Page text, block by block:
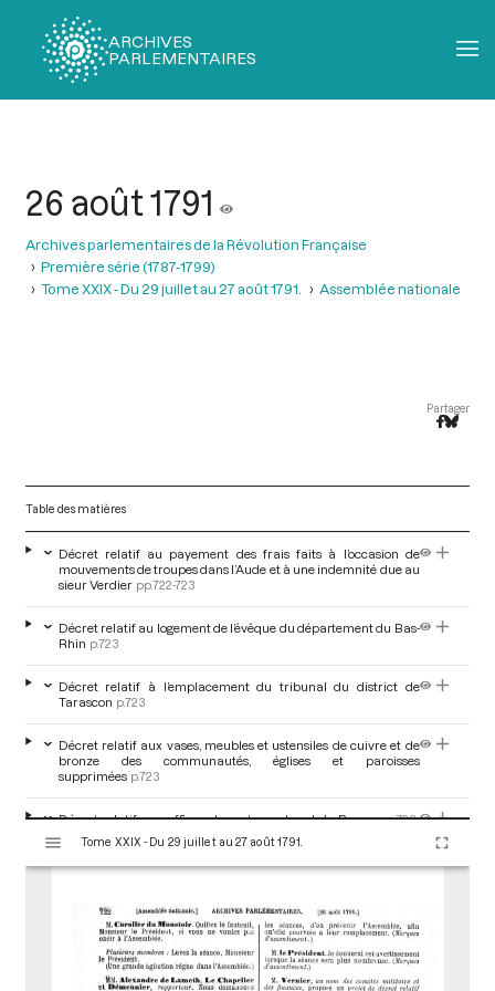
ARCHIVES
PARLEMENTAIRES
26 août 1791
Archives parlementaires de la Révolution Française
Première série (1787-1799)
Tome XXIX - Du 29 juillet au 27 août 1791.
Assemblée nationale
Partager
Table des matières
Décret relatif au payement des frais faits à l’occasion de
mouvements de troupes dans l’Aude et à une indemnité due au
sieur Verdier pp.722-723
Décret relatif au logement de l’évêque du département du Bas-
Rhin p.723
Décret relatif à l’emplacement du tribunal du district de
Tarascon p.723
Décret relatif aux vases, meubles et ustensiles de cuivre et de
bronze des communautés, églises et paroisses
supprimées p.723
Décret relatif aux offices de porteurs de sel de Rouen pp.723-
exécutif pp.724-726
Discussion et adoption du décret sur la translation des
fonctions administratives du comité d’aliénation au pouvoir
exécutif pp.726-727
s
Tome XXIX - Du 29 juillet au 27 août 1791.